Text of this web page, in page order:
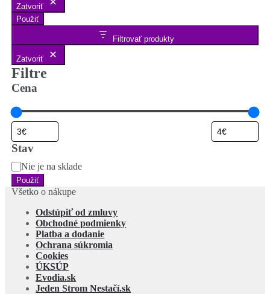
Zatvoriť
Použiť
Filtrovať produkty
Zatvoriť
Filtre
Cena
Stav
StavNie je na sklade
Použiť
Všetko o nákupe
Odstúpiť od zmluvy
Obchodné podmienky
Platba a dodanie
Ochrana súkromia
Cookies
ÚKSÚP
Evodia.sk
Jeden Strom Nestačí.sk